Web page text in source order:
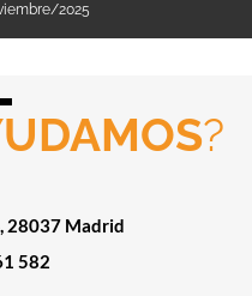
2025
?
28037 Madrid
582